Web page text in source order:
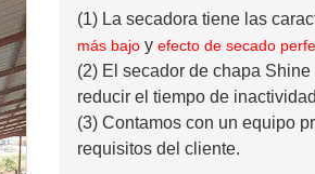
(1) La secadora tiene las
más bajo y efecto de secado
(2) El secador de chapa
reducir el tiempo de
(3) Contamos con un equipo
requisitos del cliente.